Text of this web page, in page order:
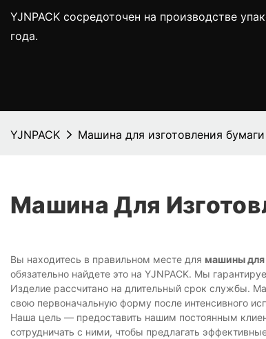
YJNPACK сосредоточен на производстве
года.
YJNPACK Машина для изготовления бумаги
Машина Для
Вы находитесь в правильном месте для машины для
обязательно найдете это на YJNPACK. Мы
Изделие рассчитано на длительный срок службы.
свою первоначальную форму после интенсивного
Наша цель — предоставить нашим постоянным
сотрудничать с ними, чтобы предлагать